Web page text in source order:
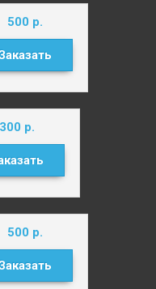
500 р.
300 р.
500 р.